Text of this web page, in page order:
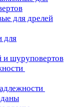
для дрелей
для
и шуруповертов